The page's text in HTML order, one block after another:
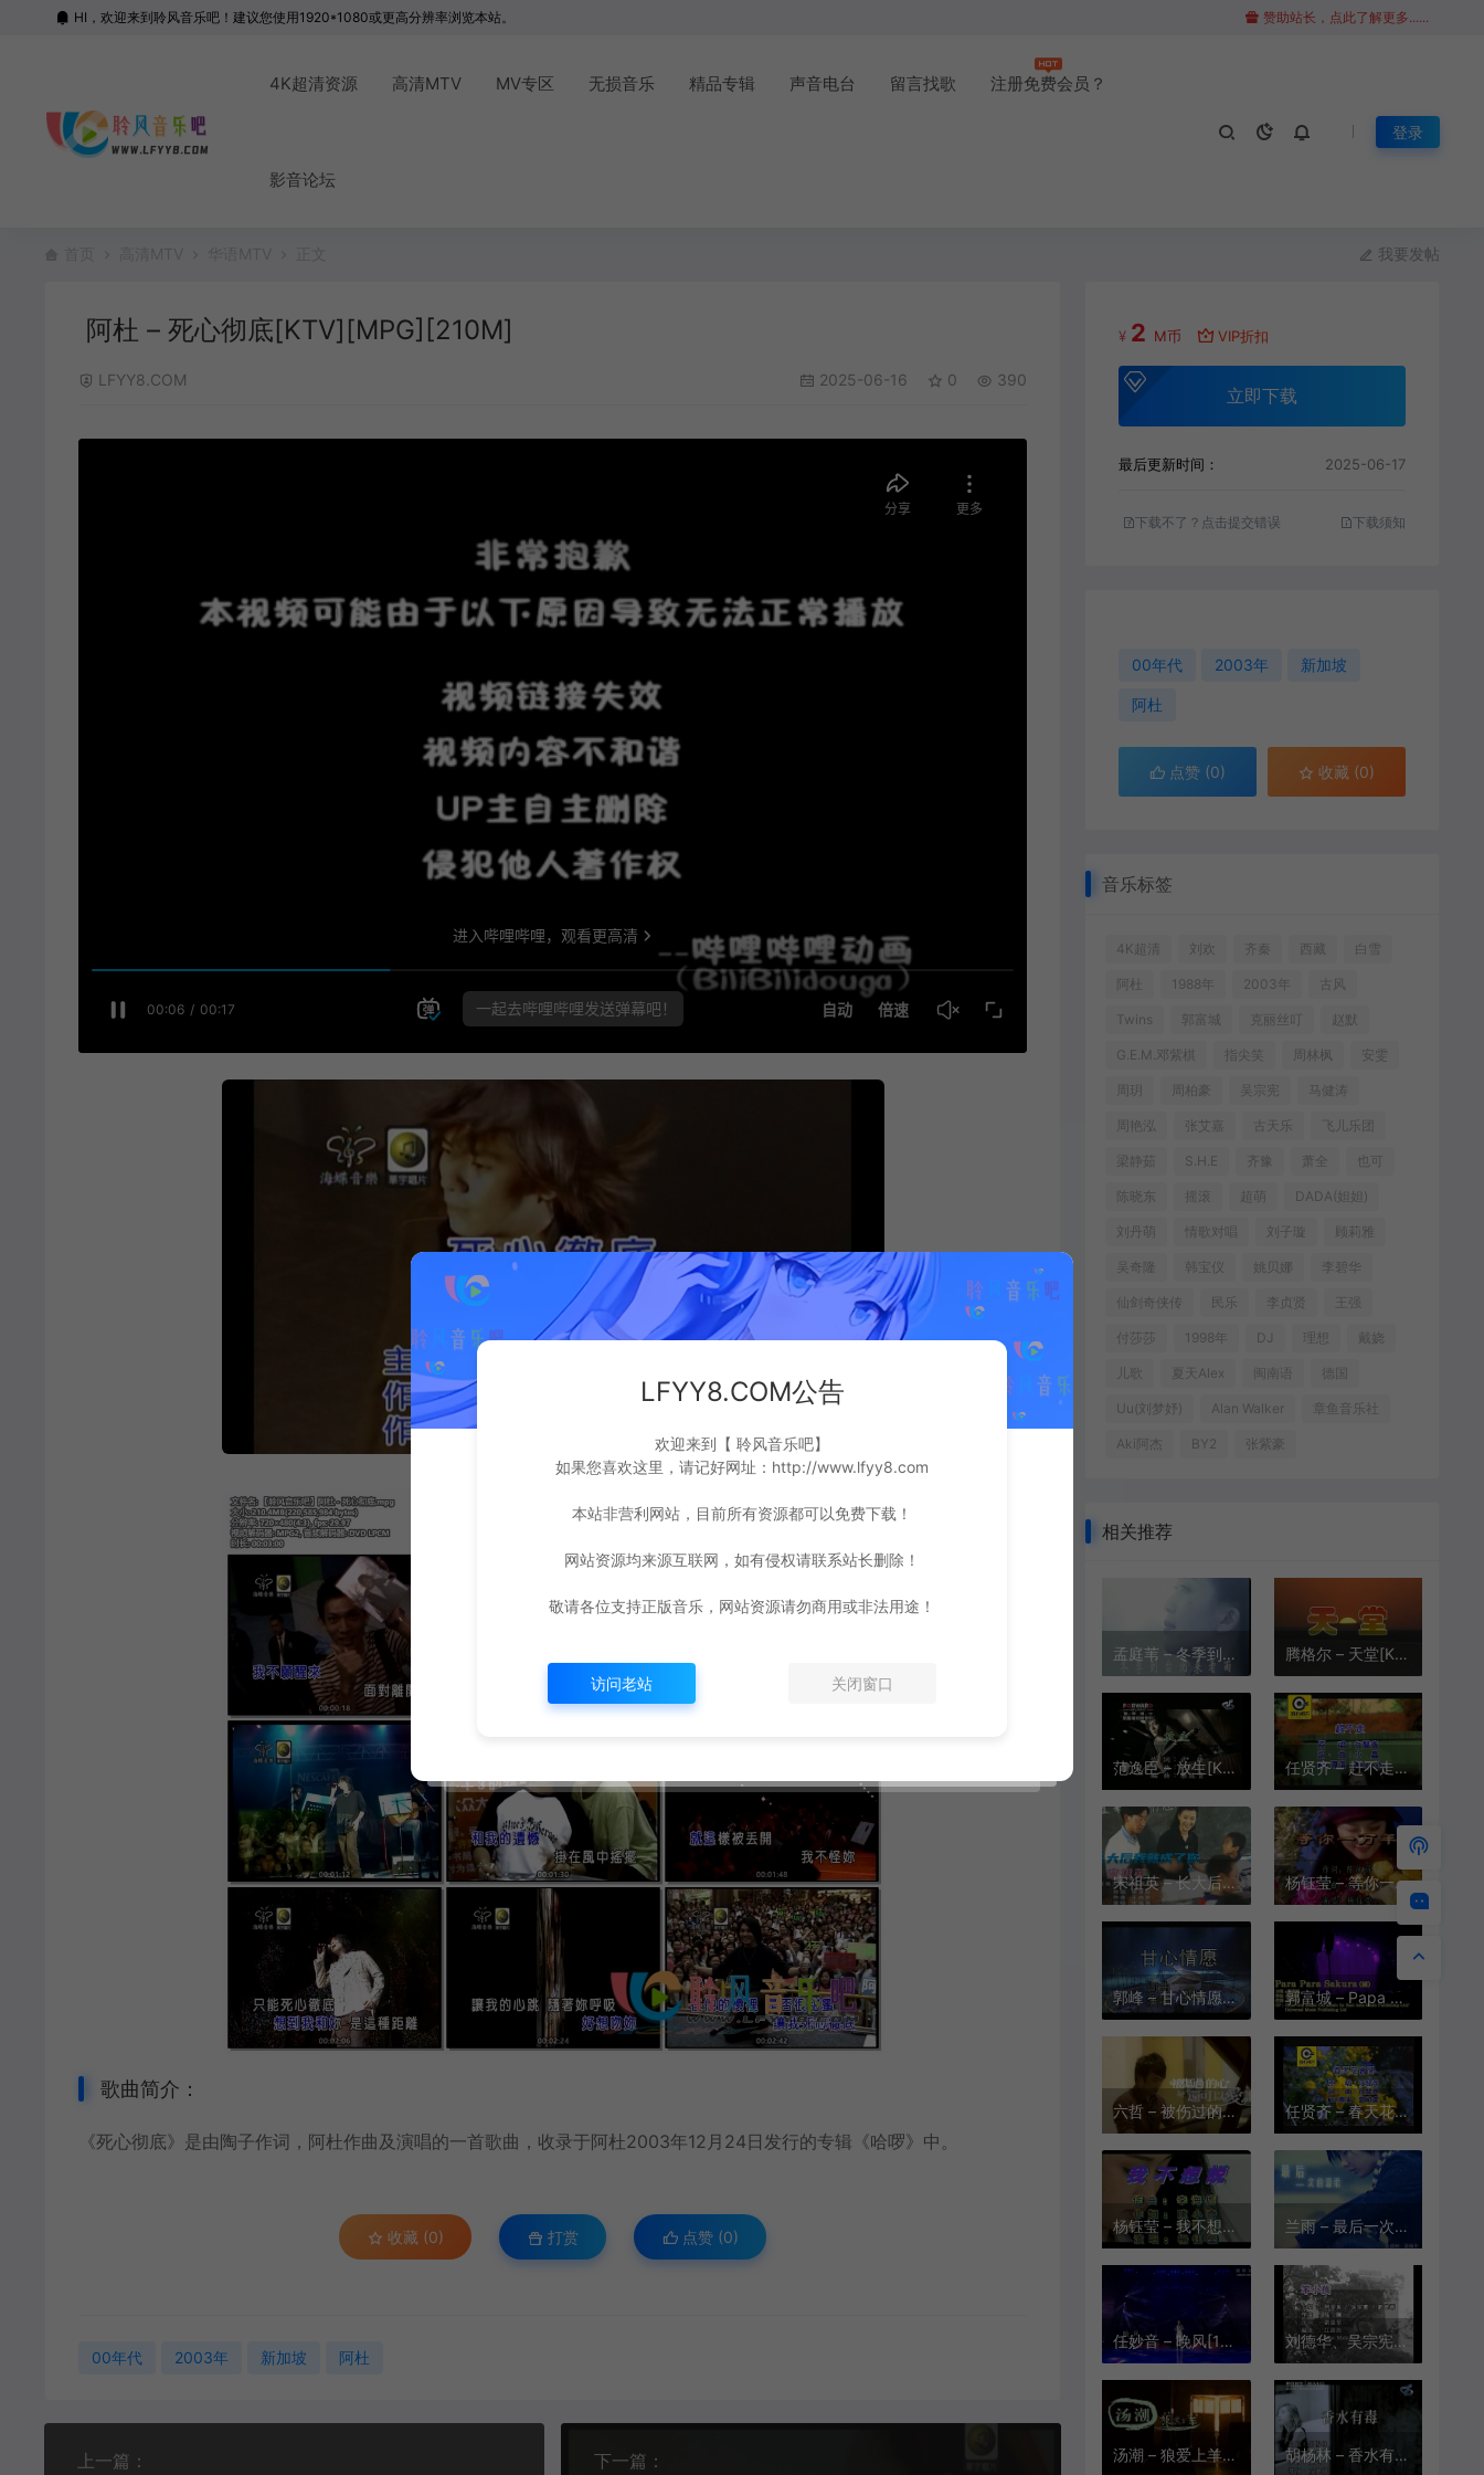
HI，欢迎来到聆风音乐吧！建议您使用1920*1080或更高分辨率浏览本站。 赞助站长，点此了解更多......
4K超清资源 高清MTV MV专区 无损音乐 精品专辑 声音电台 留言找歌 注册免费会员？
影音论坛
登录
我要发帖
阿杜 – 死心彻底[KTV][MPG][210M]
LFYY8.COM 2025-06-16 0 390
歌曲简介：
《死心彻底》是由陶子作词， 阿杜作曲及演唱的一首歌曲，收录于阿杜2003年12月24日发行的专辑《哈啰》中。
收藏 (0) 打赏 点赞 (0)
00年代 2003年 新加坡 阿杜
上一篇： 下一篇：
¥ 2 M币 VIP折扣
立即下载
最后更新时间： 2025-06-17
下载不了？点击提交错误 下载须知
00年代 2003年 新加坡
阿杜
点赞 (0) 收藏 (0)
音乐标签
4K超清 刘欢 齐秦 西藏 白雪
阿杜 1988年 2003年 古风
Twins 郭富城 克丽丝叮 赵默
G.E.M.邓紫棋 指尖笑 周林枫 安雯
周玥 周柏豪 吴宗宪 马健涛
周艳泓 张艾嘉 古天乐 飞儿乐团
梁静茹 S.H.E 齐豫 萧全 也可
陈晓东 摇滚 超萌 DADA(妲妲)
刘丹萌 情歌对唱 刘子璇 顾莉雅
吴奇隆 韩宝仪 姚贝娜 李碧华
仙剑奇侠传 民乐 李贞贤 王强
付莎莎 1998年 DJ 理想 戴娆
儿歌 夏天Alex 闽南语 德国
Uu(刘梦妤) Alan Walker 章鱼音乐社
Aki阿杰 BY2 张紫豪
相关推荐
孟庭苇 – 冬季到台北来看雨[KTV][MPG][191.5M] 腾格尔 – 天堂[KTV][VOB][205M]
范逸臣 – 放生[KTV][VOB][165M] 任贤齐 – 赶不走[KTV][MPG][272M]
宋祖英 – 长大后我就成了你[KTV][VOB][205M] 杨钰莹 – 等你一万年[KTV][MPG][149.5M]
郭峰 – 甘心情愿[KTV][VOB][230M] 郭富城 – Papa Papa Sakura(国语演)[KTV][MPG][231.7M]
六哲 – 被伤过的心还可以爱谁[KTV][MPG][198.8M] 任贤齐 – 春天花会开[KTV][MPG][142M]
杨钰莹 – 我不想说[KTV][VOB][181.7M] 兰雨 – 最后一次的温柔[KTV][VOB][153M]
任妙音 – 晚风[1080P][KTV][MPG][452M] 刘德华、吴宗宪、柯受良 – 笨小孩[KTV][MPG][149M]
汤潮 – 狼爱上羊[KTV][VOB][226.5M] 胡杨林 – 香水有毒[KTV][MPG][180M]
LFYY8.COM公告
欢迎来到【 聆风音乐吧】
如果您喜欢这里，请记好网址：http://www.lfyy8.com
本站非营利网站，目前所有资源都可以免费下载！
网站资源均来源互联网，如有侵权请联系站长删除！
敬请各位支持正版音乐，网站资源请勿商用或非法用途！
访问老站 关闭窗口